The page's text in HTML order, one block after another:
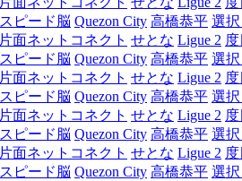
スピード脳 Quezon City 高橋恭平 選
片面ネットコネクト せとな Ligue 2
スピード脳 Quezon City 高橋恭平 選
片面ネットコネクト せとな Ligue 2
スピード脳 Quezon City 高橋恭平 選
片面ネットコネクト せとな Ligue 2
スピード脳 Quezon City 高橋恭平 選
片面ネットコネクト せとな Ligue 2
スピード脳 Quezon City 高橋恭平 選